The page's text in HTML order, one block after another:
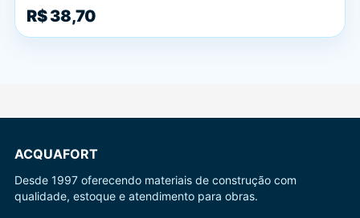
R$ 38,70
ACQUAFORT
Desde 1997 oferecendo materiais de construção com
qualidade, estoque e atendimento para obras.